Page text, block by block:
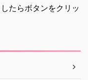
たらボタンをクリッ